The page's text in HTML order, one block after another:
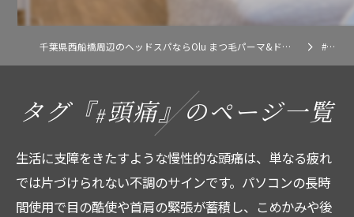
千葉県西船橋周辺のヘッドスパならOlu まつ毛パーマ&ドライヘッドマッサージ専門店 #頭痛
タグ『#頭痛』のページ一覧
生活に支障をきたすような慢性的な頭痛は、単なる疲れ
では片づけられない不調のサインです。パソコンの長時
間使用で目の酷使や首肩の緊張が蓄積し、こめかみや後